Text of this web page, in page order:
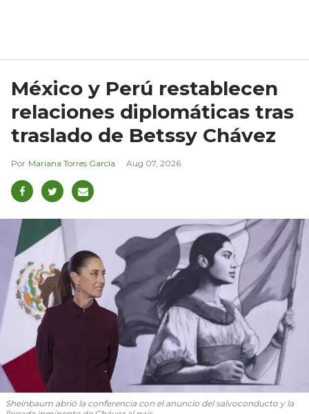
México y Perú restablecen
relaciones diplomáticas tras
traslado de Betssy Chávez
Mariana Torres García Aug 07, 2026
Sheinbaum abrió la conferencia con el anuncio del salvoconducto y la